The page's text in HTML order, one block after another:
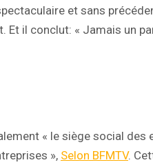
et sans
Et il conclut: « Jamais un
« le siège social des
», Selon BFMTV.